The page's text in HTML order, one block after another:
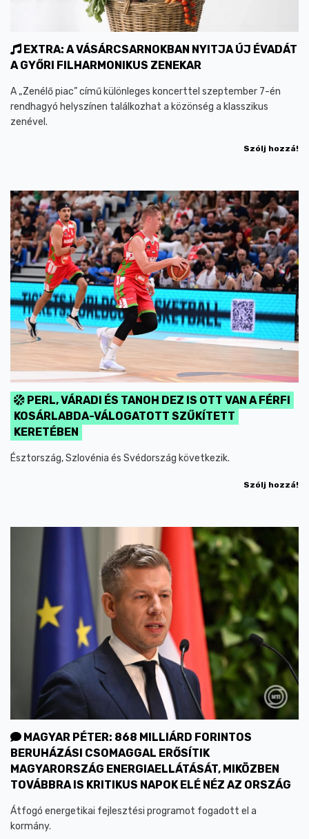
EXTRA: A VÁSÁRCSARNOKBAN NYITJA ÚJ ÉVADÁT
A GYŐRI FILHARMONIKUS ZENEKAR
A „Zenélő piac” című különleges koncerttel szeptember 7-én
rendhagyó helyszínen találkozhat a közönség a klasszikus
zenével.
Szólj hozzá!
PERL, VÁRADI ÉS TANOH DEZ IS OTT VAN A FÉRFI
KOSÁRLABDA-VÁLOGATOTT SZŰKÍTETT
KERETÉBEN
Észtország, Szlovénia és Svédország következik.
Szólj hozzá!
MAGYAR PÉTER: 868 MILLIÁRD FORINTOS
BERUHÁZÁSI CSOMAGGAL ERŐSÍTIK
MAGYARORSZÁG ENERGIAELLÁTÁSÁT, MIKÖZBEN
TOVÁBBRA IS KRITIKUS NAPOK ELÉ NÉZ AZ ORSZÁG
Átfogó energetikai fejlesztési programot fogadott el a
kormány.